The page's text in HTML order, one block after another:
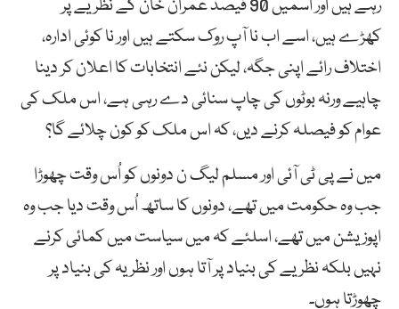
رہے ہیں اور اُسمیں 90 فیصد عمران خان کے نظریے پر
کھڑے ہیں، اسے اب نا آپ روک سکتے ہیں اور نا کوئی ادارہ،
اختلاف رائے اپنی جگہ، لیکن نئے انتخابات کا اعلان کر دینا
چاہیے ورنہ بوٹوں کی چاپ سنائی دے رہی ہے، اس ملک کی
عوام کو فیصلہ کرنے دیں، کہ اس ملک کو کون چلائے گا؟
میں نے پی ٹی آئی اور مسلم لیگ ن دونوں کو اُس وقت چھوڑا
جب وہ حکومت میں تھے، دونوں کا ساتھ اُس وقت دیا جب وہ
اپوزیشن میں تھے، اسلئے کہ میں سیاست میں کمائی کرنے
نہیں بلکہ نظریے کی بنیاد پر آتا ہوں اور نظریہ کی بنیاد پر
چھوڑتا ہوں۔